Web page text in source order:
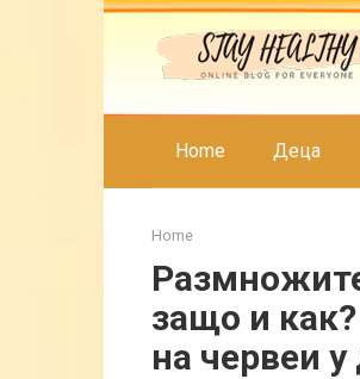
Home Деца
Home
защо и
на червеи